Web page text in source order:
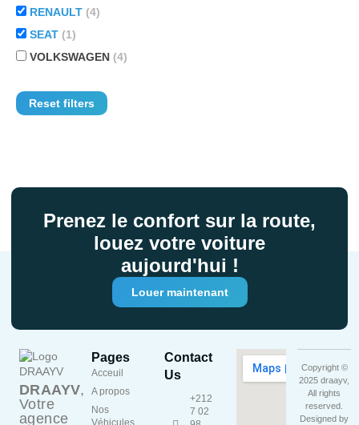
RENAULT (4)
SEAT (1)
VOLKSWAGEN (4)
Reset filters
Prenez le confort sur la route,
louez votre voiture
aujourd'hui !
Louer maintenant
DRAAYV,
Votre
agence
Pages
Acceuil
A propos
Nos
Véhicules
Contact
Us
+212
7 02
Copyright ©
2025 draayv,
All rights
reserved.
Designed by